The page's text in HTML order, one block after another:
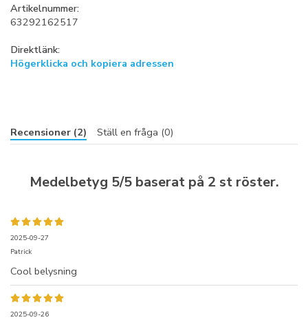
Artikelnummer:
63292162517
Direktlänk:
Högerklicka och kopiera adressen
Recensioner (2) Ställ en fråga (0)
Medelbetyg 5/5 baserat på 2 st röster.
2025-09-27
Patrick
Cool belysning
2025-09-26